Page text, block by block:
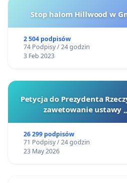
Stop halom Hillwood w
2 504 podpisów
74 Podpisy / 24 godzin
3 Feb 2023
Petycja do Prezydenta
zawetowanie ustawy
26 299 podpisów
71 Podpisy / 24 godzin
23 May 2026